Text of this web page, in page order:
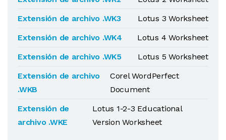
Extensión de archivo .WK3
Lotus 3 Worksheet
Extensión de archivo .WK4
Lotus 4 Worksheet
Extensión de archivo .WK5
Lotus 5 Worksheet
Extensión de archivo
.WKB
Corel WordPerfect
Document
Extensión de
archivo .WKE
Lotus 1-2-3 Educational
Version Worksheet